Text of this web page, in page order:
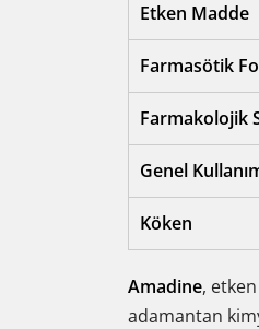
Etken Madde
Farmasötik
Farmakolojik
Genel
Köken
Amadine,
adamantan